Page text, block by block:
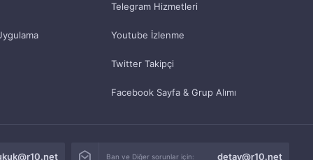
Telegram Hizmetleri
Youtube İzlenme
Twitter Takipçi
Facebook Sayfa & Grup Alımı
Ban ve Diğer sorunlar için: detay@r10.net